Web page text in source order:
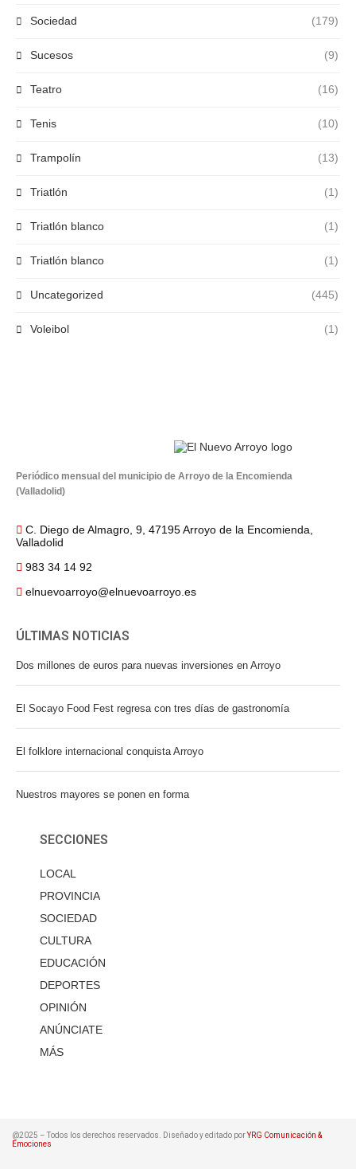
Sociedad (179)
Sucesos (9)
Teatro (16)
Tenis (10)
Trampolín (13)
Triatlón (1)
Triatlón blanco (1)
Triatlón blanco (1)
Uncategorized (445)
Voleibol (1)
Periódico mensual del municipio de Arroyo de la Encomienda
(Valladolid)
C. Diego de Almagro, 9, 47195 Arroyo de la Encomienda,
Valladolid
983 34 14 92
elnuevoarroyo@elnuevoarroyo.es
ÚLTIMAS NOTICIAS
Dos millones de euros para nuevas inversiones en Arroyo
El Socayo Food Fest regresa con tres días de gastronomía
El folklore internacional conquista Arroyo
Nuestros mayores se ponen en forma
SECCIONES
LOCAL
PROVINCIA
SOCIEDAD
CULTURA
EDUCACIÓN
DEPORTES
OPINIÓN
ANÚNCIATE
MÁS
@2025 – Todos los derechos reservados. Diseñado y editado porYRG Comunicación &
Emociones